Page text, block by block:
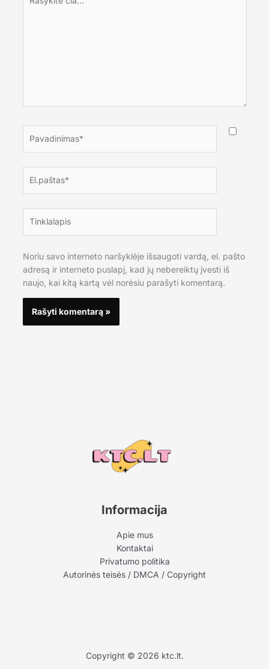
čia...
Noriu savo interneto naršyklėje išsaugoti vardą, el. pašto
adresą ir interneto puslapį, kad jų nebereiktų įvesti iš
naujo, kai kitą kartą vėl norėsiu parašyti komentarą.
Informacija
Apie mus
Kontaktai
Privatumo politika
Autorinės teisės / DMCA / Copyright
Copyright © 2026 ktc.lt.